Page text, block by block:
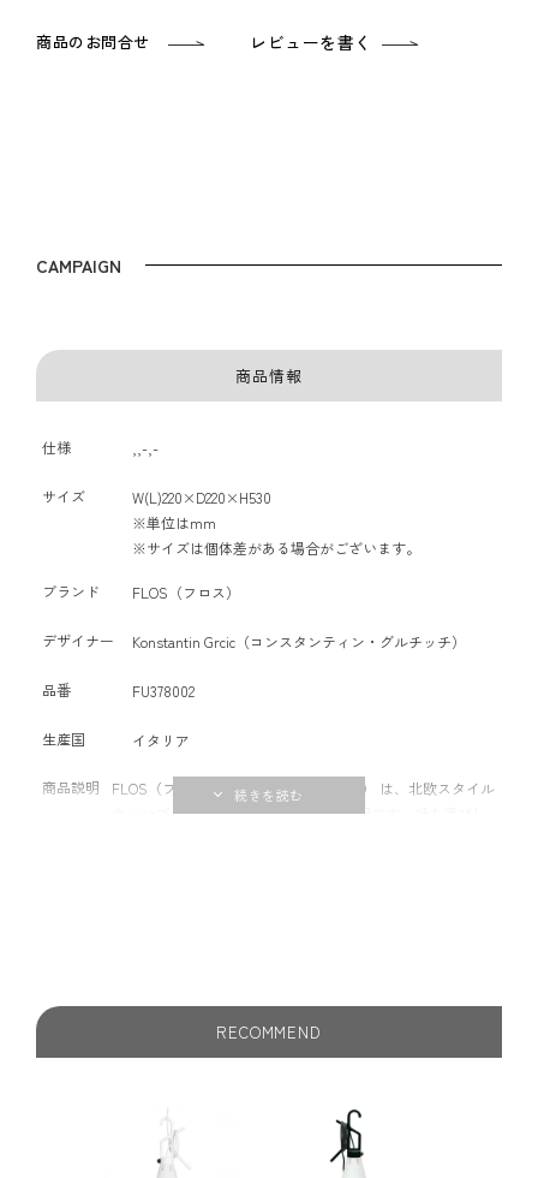
商品のお問合せ レビューを書く
CAMPAIGN
商品情報
仕様 ,,-,-
サイズ
W(L)220×D220×H530
※単位はmm
※サイズは個体差がある場合がございます。
ブランド FLOS（フロス）
デザイナー Konstantin Grcic（コンスタンティン・グルチッチ）
品番 FU378002
生産国 イタリア
商品説明
FLOS（フロス） の Mayday（メイデイ） は、北欧スタイル
のシンプルさと機能性を兼ね備えた照明です。持ち運びし
る、おしゃれな間接照明をお探しの方におすすめです。
RECOMMEND